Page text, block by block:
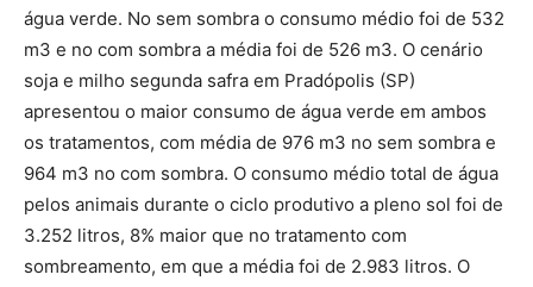
água verde. No sem sombra o consumo médio foi de 532
m3 e no com sombra a média foi de 526 m3. O cenário
soja e milho segunda safra em Pradópolis (SP)
apresentou o maior consumo de água verde em ambos
os tratamentos, com média de 976 m3 no sem sombra e
964 m3 no com sombra. O consumo médio total de água
pelos animais durante o ciclo produtivo a pleno sol foi de
3.252 litros, 8% maior que no tratamento com
sombreamento, em que a média foi de 2.983 litros. O